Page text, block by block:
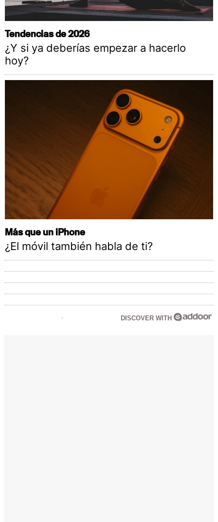
Tendencias de 2026
¿Y si ya deberías empezar a hacerlo
hoy?
Más que un iPhone
¿El móvil también habla de ti?
DISCOVER WITH